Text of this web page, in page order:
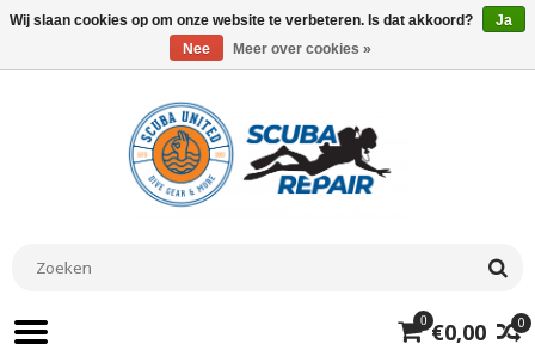
0
0 €0,00
Wij slaan cookies op om onze website te verbeteren. Is dat akkoord?
Ja
Nee
Meer over cookies »